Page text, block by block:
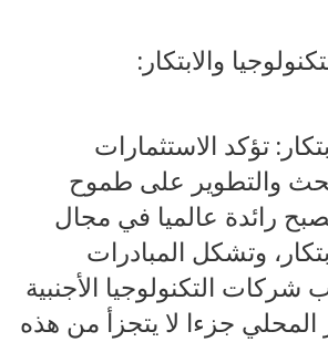
والابتكار:
تؤكد الاستثمارات
والتطوير على طموح
رائدة عالميا في مجال
وتشكل المبادرات
شركات التكنولوجيا الأجنبية
المحلي جزءا لا يتجزأ من هذه